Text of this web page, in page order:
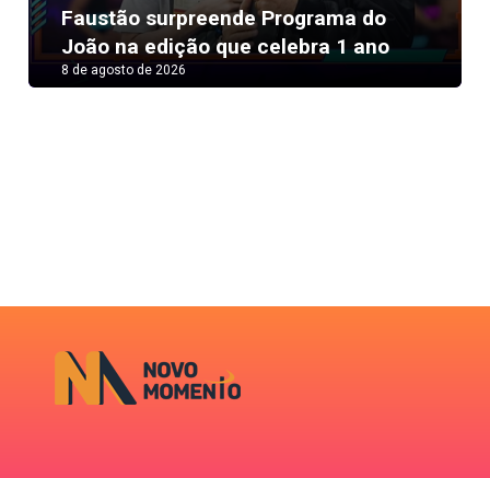
Faustão surpreende Programa do
João na edição que celebra 1 ano
8 de agosto de 2026
Next